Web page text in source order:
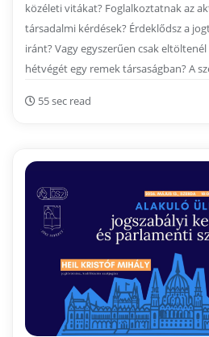
közéleti vitákat? Foglalkoztatnak az
társadalmi kérdések? Érdeklődsz a
iránt? Vagy egyszerűen csak
hétvégét egy remek társaságban? A
55 sec read